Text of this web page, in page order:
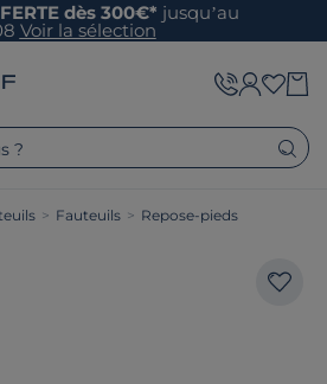
dès 300€* jusqu’au
Voir la sélection
?
> Fauteuils > Repose-pieds